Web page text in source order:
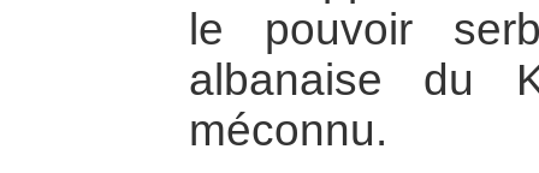
le pouvoir
albanaise du
méconnu.